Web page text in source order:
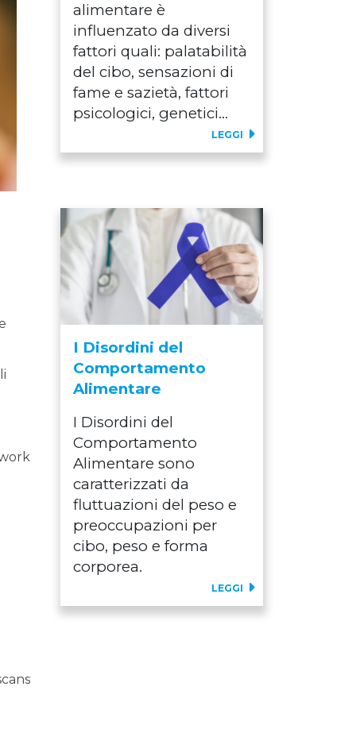
alimentare è
influenzato da diversi
fattori quali: palatabilità
del cibo, sensazioni di
fame e sazietà, fattori
psicologici, genetici…
LEGGI
I Disordini del
Comportamento
Alimentare
I Disordini del
Comportamento
Alimentare sono
caratterizzati da
fluttuazioni del peso e
preoccupazioni per
cibo, peso e forma
corporea.
LEGGI